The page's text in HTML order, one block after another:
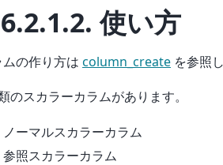
使い方
ムの作り方は column_create を参照
のスカラーカラムがあります。
ノーマルスカラーカラム
参照スカラーカラム